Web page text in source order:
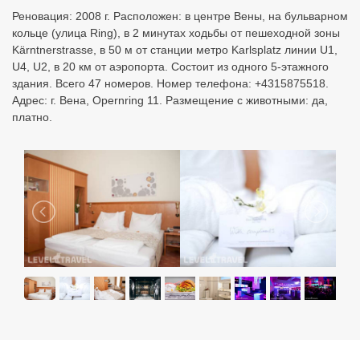
Реновация: 2008 г. Расположен: в центре Вены, на бульварном
кольце (улица Ring), в 2 минутах ходьбы от пешеходной зоны
Kärntnerstrasse, в 50 м от станции метро Karlsplatz линии U1,
U4, U2, в 20 км от аэропорта. Состоит из одного 5-этажного
здания. Всего 47 номеров. Номер телефона: +4315875518.
Адрес: г. Вена, Opernring 11. Размещение с животными: да,
платно.